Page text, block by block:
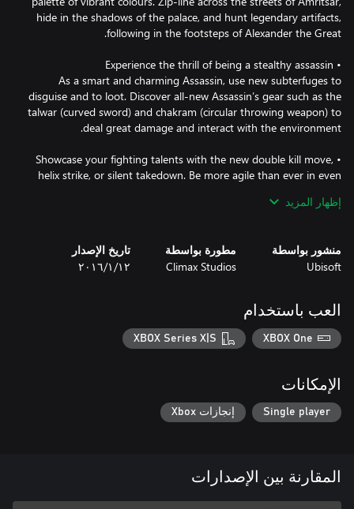
hide in the shadows of the palace, and hunt legendary artifacts,
As a smart and charming Assassin, use new subterfuges to
disguise and to loot. Discover all-new Assassin’s gear such as the
talwar (curved sword) and chakram (circular throwing weapon) to
• Showcase your fighting talents with the new double kill move,
helix strike, or silent takedown. Be more agile than ever in even
environments of the squares and bazaars, leaving a trail of chaos
Unlock various challenge rooms: your skills and abilities will be
course. Beat the score to collect artifacts, fulfill special contracts
and assassinate in an exciting new game experience!
إظهار المزيد
منشور بواسطة
Ubisoft
مطورة بواسطة
Climax Studios
تاريخ الإصدار
١٢‏/١‏/٢٠١٦
العب باستخدام
XBOX One
XBOX Series X|S
الإمكانات
Single player إنجازات Xbox
المقارنة بين الإصدارات